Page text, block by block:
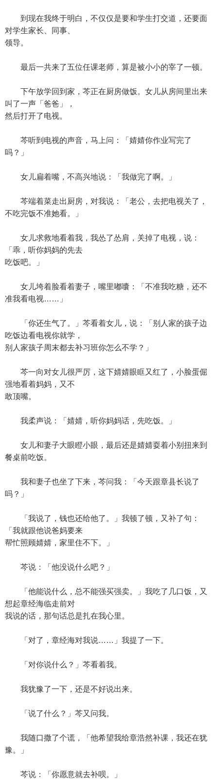
到现在我终于明白，不仅仅是要和学生打交道，还要面
对学生家长、同事、
领导。
最后一共来了五位任课老师，算是被小小的宰了一顿。
下午放学回到家，芩正在厨房做饭。女儿从房间里出来
叫了一声「爸爸」，
然后打开了电视。
芩听到电视的声音，马上问：「婧婧你作业写完了
吗？」
女儿扁着嘴，不高兴地说：「我做完了啊。」
芩端着菜走出厨房，对我说：「老公，去把电视关了，
不吃完饭不准她看。」
女儿求救地看着我，我怂了怂肩，关掉了电视，说：
「乖，听你妈妈的先去
吃饭吧。」
女儿垮着脸看着妻子，嘴里嘟囔：「不准我吃糖，还不
准我看电视……」
「你还生气了。」芩看着女儿，说：「别人家的孩子边
吃饭边看电视你就学，
别人家孩子周末都去补习班你怎么不学？」
芩一向对女儿很严厉，这下婧婧眼眶又红了，小脸蛋倔
强地看着妈妈，又不
敢顶嘴。
我柔声说：「婧婧，听你妈妈话，先吃饭。」
女儿和妻子大眼瞪小眼，最后还是婧婧耍着小别扭来到
餐桌前吃饭。
我和妻子也坐了下来，芩问我：「今天跟章县长说了
吗？」
「我说了，钱也还给他了。」我顿了顿，又补了句：
「我就跟他说爸妈要来
帮忙照顾婧婧，家里住不下。」
芩说：「他没说什么吧？」
「他能说什么，总不能强买强卖。」我吃了几口饭，又
想起章经海临走前对
我说的话，那句话总是扎在我心里。
「对了，章经海对我说……」我提了一下。
「对你说什么？」芩看着我。
我犹豫了一下，还是不好说出来。
「说了什么？」芩又问我。
我随口撒了个谎，「他希望我给章浩然补课，我还在犹
豫。」
芩说：「你愿意就去补呗。」